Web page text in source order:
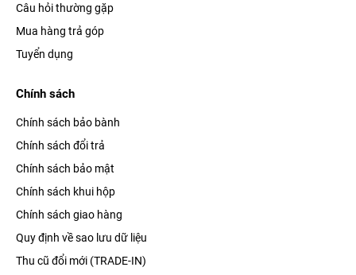
Câu hỏi thường gặp
Mua hàng trả góp
Tuyển dụng
Chính sách
Chính sách bảo bành
Chính sách đổi trả
Chính sách bảo mật
Chính sách khui hộp
Chính sách giao hàng
Quy định về sao lưu dữ liệu
Thu cũ đổi mới (TRADE-IN)